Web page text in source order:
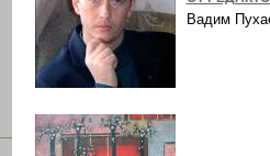
Вадим